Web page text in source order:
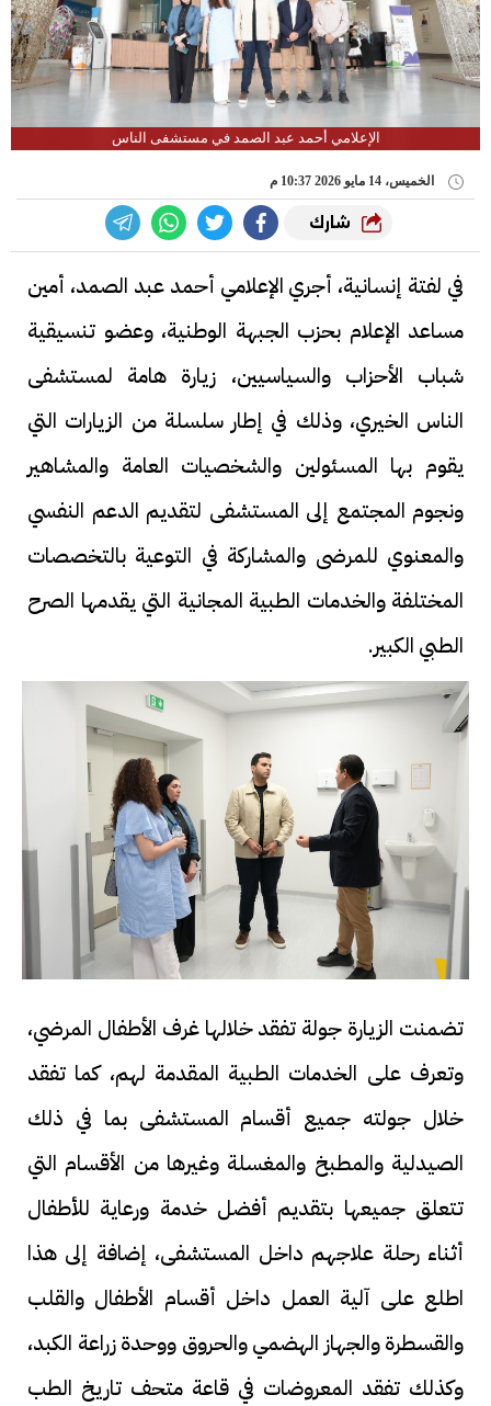
الإعلامي أحمد عبد الصمد في مستشفى الناس
الخميس، 14 مايو 2026 10:37 م
شارك
في لفتة إنسانية، أجري الإعلامي أحمد عبد الصمد، أمين
مساعد الإعلام بحزب الجبهة الوطنية، وعضو تنسيقية
شباب الأحزاب والسياسيين، زيارة هامة لمستشفى
الناس الخيري، وذلك في إطار سلسلة من الزيارات التي
يقوم بها المسئولين والشخصيات العامة والمشاهير
ونجوم المجتمع إلى المستشفى لتقديم الدعم النفسي
والمعنوي للمرضى والمشاركة في التوعية بالتخصصات
المختلفة والخدمات الطبية المجانية التي يقدمها الصرح
الطبي الكبير.
تضمنت الزيارة جولة تفقد خلالها غرف الأطفال المرضي،
وتعرف على الخدمات الطبية المقدمة لهم، كما تفقد
خلال جولته جميع أقسام المستشفى بما في ذلك
الصيدلية والمطبخ والمغسلة وغيرها من الأقسام التي
تتعلق جميعها بتقديم أفضل خدمة ورعاية للأطفال
أثناء رحلة علاجهم داخل المستشفى، إضافة إلى هذا
اطلع على آلية العمل داخل أقسام الأطفال والقلب
والقسطرة والجهاز الهضمي والحروق ووحدة زراعة الكبد،
وكذلك تفقد المعروضات في قاعة متحف تاريخ الطب